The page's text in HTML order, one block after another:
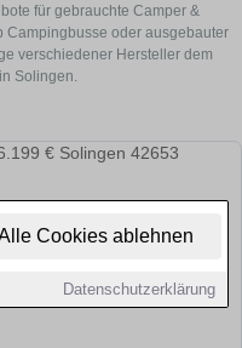
Cookies ablehnen
Datenschutzerklärung
für gebrauchte Camper &
Campingbusse oder ausgebauter
verschiedener Hersteller dem
Solingen.